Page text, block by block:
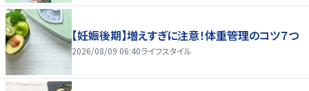
【妊娠後期】増えすぎに注意！体重管理のコツ７つ
2026/08/09 06:40ライフスタイル